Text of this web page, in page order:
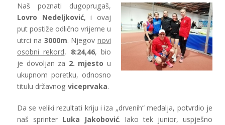
Naš poznati dugoprugaš,
Lovro Nedeljković, i ovaj
put postiže odlično vrijeme u
utrci na 3000m. Njegov novi
osobni rekord, 8:24,46, bio
je dovoljan za 2. mjesto u
ukupnom poretku, odnosno
titulu državnog viceprvaka.
Da se veliki rezultati kriju i iza „drvenih“ medalja, potvrdio je
naš sprinter Luka Jakobović. Iako tek junior, uspješno